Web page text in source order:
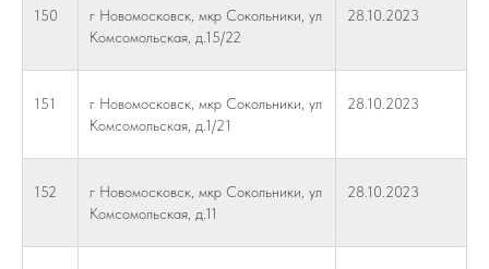
150
г Новомосковск, мкр Сокольники, ул
Комсомольская, д.15/22
28.10.2023
151
г Новомосковск, мкр Сокольники, ул
Комсомольская, д.1/21
28.10.2023
152
г Новомосковск, мкр Сокольники, ул
Комсомольская, д.11
28.10.2023